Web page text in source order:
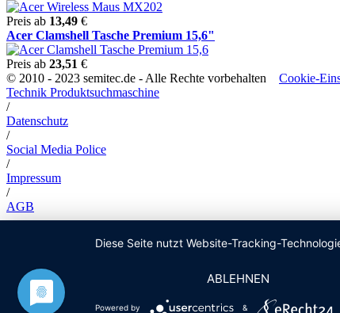
Preis ab 13,49 €
Acer Clamshell Tasche Premium 15,6"
Preis ab 23,51 €
© 2010 - 2023 semitec.de - Alle Rechte vorbehalten Cookie-
Technik Produktsuchmaschine
/
Datenschutz
/
Social Media Police
/
Impressum
/
AGB
Diese Seite nutzt Website-Tracking-
ABLEHNEN
Powered by &